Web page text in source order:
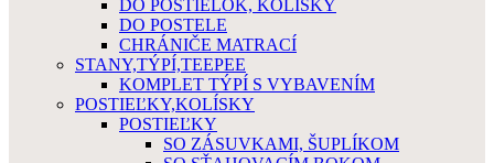
DO POSTIELOK, KOLÍSKY
DO POSTELE
CHRÁNIČE MATRACÍ
STANY,TÝPÍ,TEEPEE
KOMPLET TÝPÍ S VYBAVENÍM
POSTIEĽKY,KOLÍSKY
POSTIEĽKY
SO ZÁSUVKAMI, ŠUPLÍKOM